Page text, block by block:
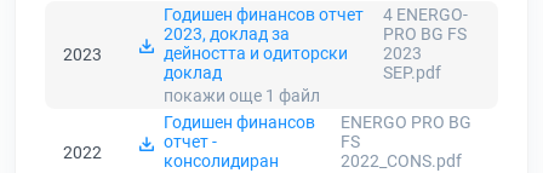
2023
Годишен финансов отчет
2023, доклад за
дейността и одиторски
доклад
4 ENERGO-
PRO BG FS
2023
SEP.pdf
покажи още 1 файл
2022
Годишен финансов
отчет -
консолидиран
ENERGO PRO BG
FS
2022_CONS.pdf